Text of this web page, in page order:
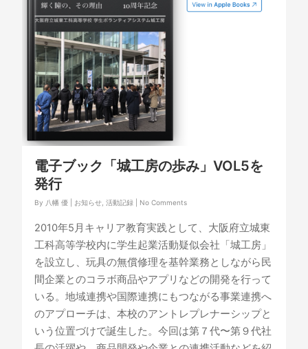
電子ブック「城工房の歩み」VOL5を
発行
By 八幡 優 お知らせ 活動記録 No Comments
2010年5月キャリア教育実践として、大阪府立城東
工科高等学校内に学生起業活動疑似会社「城工房」
を設立し、玩具の無償修理を基幹業務としながら民
間企業とのコラボ商品やアプリなどの開発を行って
いる。地域連携や国際連携にもつながる事業連携へ
のアプローチは、本校のアントレプレナーシップと
いう位置づけで誕生した。今回は第７代〜第９代社